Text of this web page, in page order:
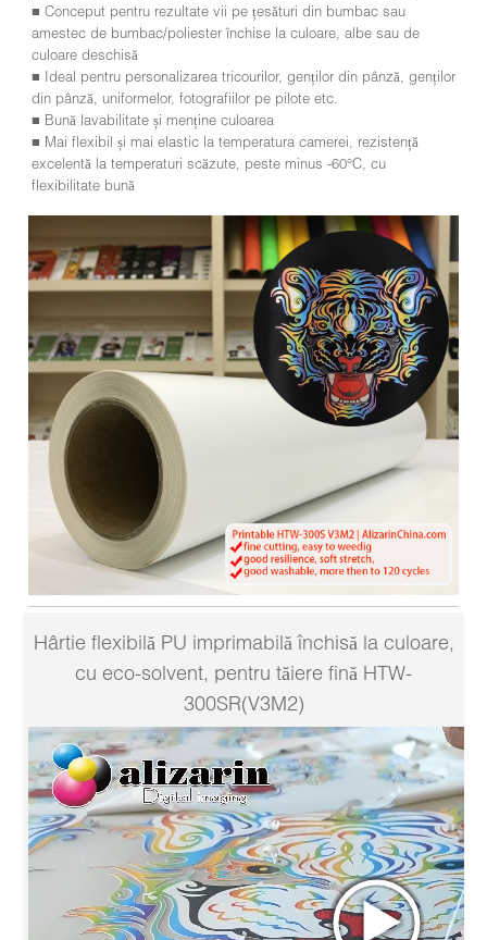
■ Conceput pentru rezultate vii pe țesături din bumbac sau
amestec de bumbac/poliester închise la culoare, albe sau de
culoare deschisă
■ Ideal pentru personalizarea tricourilor, genților din pânză, genților
din pânză, uniformelor, fotografiilor pe pilote etc.
■ Bună lavabilitate și menține culoarea
■ Mai flexibil și mai elastic la temperatura camerei, rezistență
excelentă la temperaturi scăzute, peste minus -60°C, cu
flexibilitate bună
Hârtie flexibilă PU imprimabilă închisă la culoare,
cu eco-solvent, pentru tăiere fină HTW-
300SR(V3M2)